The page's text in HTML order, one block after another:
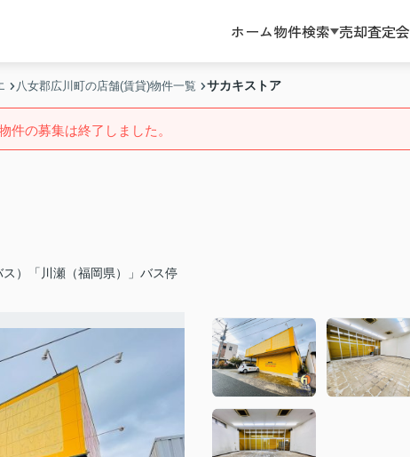
ホーム物件検索 売却査定
八女郡広川町の店舗(賃貸)物件一覧 サカキストア
件の募集は終了しました。
）「川瀬（福岡県）」バス停